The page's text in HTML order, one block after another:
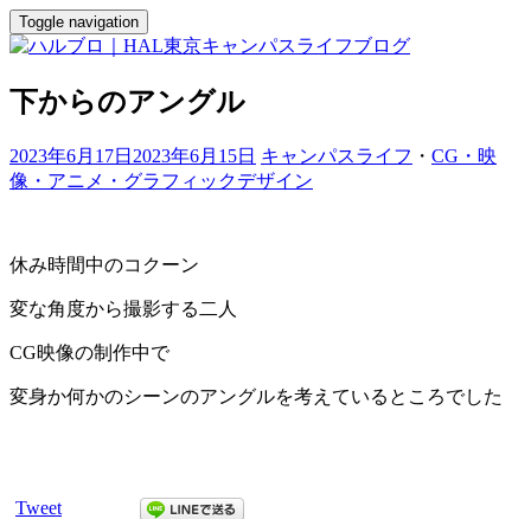
Toggle navigation
下からのアングル
2023年6月17日 2023年6月15日 キャンパスライフ ・ CG・映
像・アニメ・グラフィックデザイン
休み時間中のコクーン
変な角度から撮影する二人
CG映像の制作中で
変身か何かのシーンのアングルを考えているところでした
Tweet